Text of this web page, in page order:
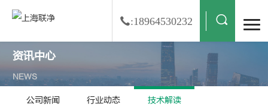
:18964530232
资讯中心
NEWS
公司新闻 行业动态 技术解读